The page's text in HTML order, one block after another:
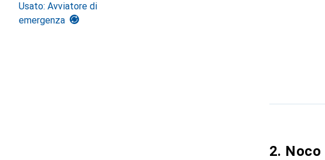
Usato: Avviatore di
emergenza
2. Noco